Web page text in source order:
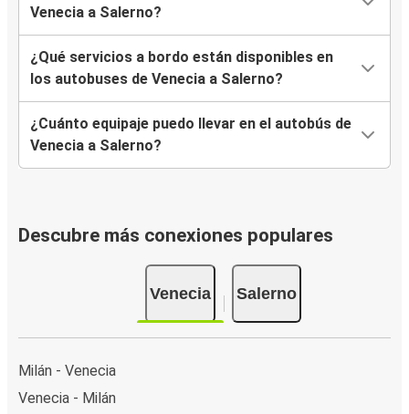
Venecia a Salerno?
¿Qué servicios a bordo están disponibles en
los autobuses de Venecia a Salerno?
¿Cuánto equipaje puedo llevar en el autobús de
Venecia a Salerno?
Descubre más conexiones populares
Venecia Salerno
Milán - Venecia
Venecia - Milán